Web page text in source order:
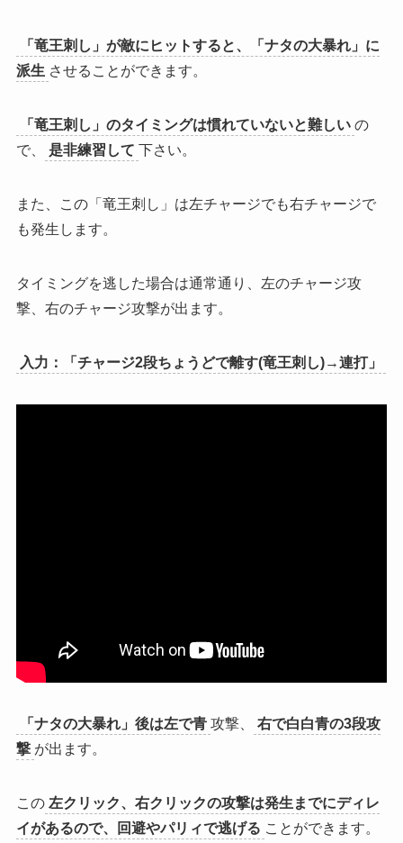
「竜王刺し」が敵にヒットすると、「ナタの大暴れ」に
派生 させることができます。
「竜王刺し」のタイミングは慣れていないと難しい の
で、
是非練習して 下さい。
また、この「竜王刺し」は左チャージでも右チャージで
も発生します。
タイミングを逃した場合は通常通り、左のチャージ攻
撃、右のチャージ攻撃が出ます。
入力：「チャージ2段ちょうどで離す(竜王刺し)→連打」
「ナタの大暴れ」後は左で青 攻撃、
右で白白青の3段攻
撃 が出ます。
この 左クリック、右クリックの攻撃は発生までにディレ
イがあるので、回避やパリィで逃げる ことができます。